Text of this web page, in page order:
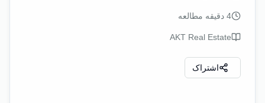
4 دقیقه مطالعه
AKT Real Estate
اشتراک